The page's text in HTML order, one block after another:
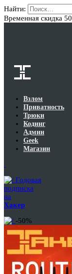
Найти:
Временная скидка
Взлом
Приватность
Трюки
Кодинг
Админ
Geek
Магазин
Годовая
подписка
на
Хакер
-50%